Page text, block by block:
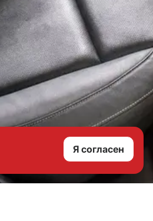
Я согласен